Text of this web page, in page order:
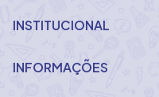
INSTITUCIONAL
INFORMAÇÕES